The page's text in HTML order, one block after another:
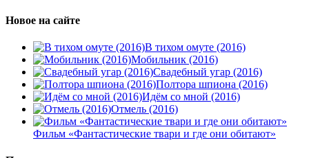
Новое на сайте
В тихом омуте (2016)
Мобильник (2016)
Свадебный угар (2016)
Полтора шпиона (2016)
Идём со мной (2016)
Отмель (2016)
Фильм «Фантастические твари и где они обитают»